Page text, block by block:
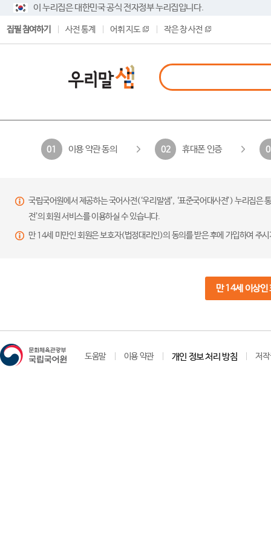
이 누리집은 대한민국 공식 전자정부 누리집입니다.
집필 참여하기 사전 통계 어휘 지도 작은 창 사전
01 이용 약관 동의 02 휴대폰 인증
국립국어원에서 제공하는 국어사전(‘우리말샘’, ‘표준국어대사전’) 누리집
전’의 회원 서비스를 이용하실 수 있습니다.
만 14세 미만인 회원은 보호자(법정대리인)의 동의를 받은 후에 가입하여 주
만 14세 이상인
도움말 이용 약관 개인 정보 처리 방침 저